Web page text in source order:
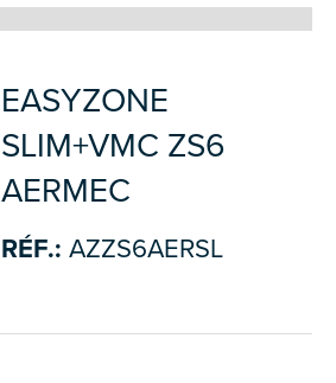
EASYZONE
SLIM+VMC ZS6
AERMEC
RÉF.: AZZS6AERSL